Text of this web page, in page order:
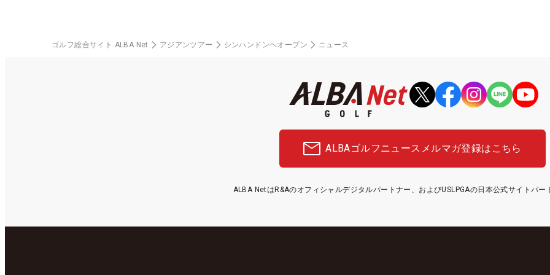
ゴルフ総合サイト ALBA Net アジアンツアー シンハンドンヘオープン ニュース
ALBAゴルフニュース メルマガ登録はこちら
ALBA NetはR&Aのオフィシャルデジタルパートナー、およびUSLPGAの日本公式サイトパー